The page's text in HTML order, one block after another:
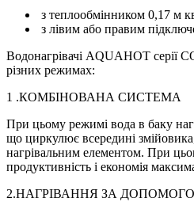
з теплообмінником 0,17 м
з лівим або правим
Водонагрівачі AQUAHOT серії
різних режимах:
1 .КОМБІНОВАНА СИСТЕМА
При цьому режимі вода в баку
що циркулює всередині
нагрівальним елементом. При
продуктивність і економія
2.НАГРІВАННЯ ЗА